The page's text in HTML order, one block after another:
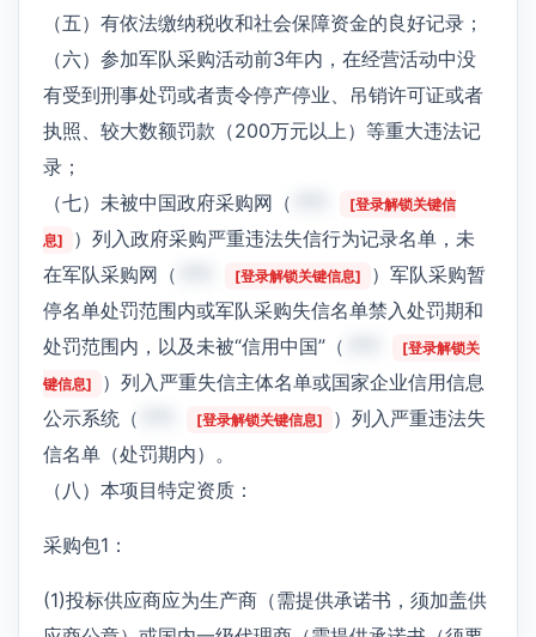
（五）有依法缴纳税收和社会保障资金的良好记录；
（六）参加军队采购活动前3年内，在经营活动中没
有受到刑事处罚或者责令停产停业、吊销许可证或者
执照、较大数额罚款（200万元以上）等重大违法记
录；
（七）未被中国政府采购网（
[登录解锁关键信
息]
）列入政府采购严重违法失信行为记录名单，未
在军队采购网（
[登录解锁关键信息]
）军队采购暂
停名单处罚范围内或军队采购失信名单禁入处罚期和
处罚范围内，以及未被“信用中国”（
[登录解锁关
键信息]
）列入严重失信主体名单或国家企业信用信息
公示系统（
[登录解锁关键信息]
）列入严重违法失
信名单（处罚期内）。
（八）本项目特定资质：
采购包1：
(1)投标供应商应为生产商（需提供承诺书，须加盖供